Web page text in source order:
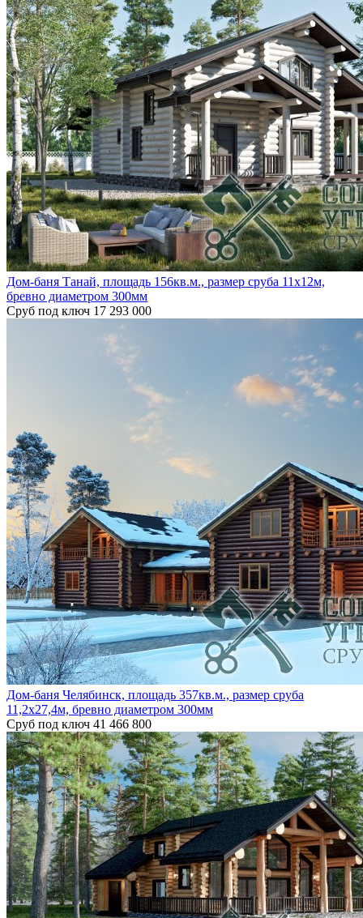
Дом-баня Танай, площадь 156кв.м., размер сруба 11х12м,
бревно диаметром 300мм
Сруб под ключ 17 293 000
Дом-баня Челябинск, площадь 357кв.м., размер сруба
11,2х27,4м, бревно диаметром 300мм
Сруб под ключ 41 466 800